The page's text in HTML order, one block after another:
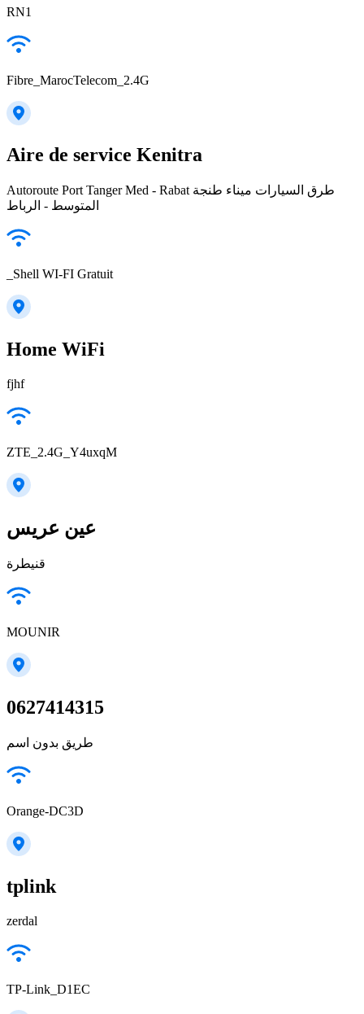
RN1
Fibre_MarocTelecom_2.4G
Aire de service Kenitra
Autoroute Port Tanger Med - Rabat طرق السيارات ميناء طنجة
المتوسط - الرباط
_Shell WI-FI Gratuit
Home WiFi
fjhf
ZTE_2.4G_Y4uxqM
عين عريس
قنيطرة
MOUNIR
0627414315
طريق بدون اسم
Orange-DC3D
tplink
zerdal
TP-Link_D1EC